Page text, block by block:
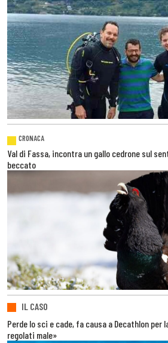
CRONACA
Val di Fassa, incontra un gallo cedrone sul
beccato
IL CASO
Perde lo sci e cade, fa causa a Decathlon per
regolati male»